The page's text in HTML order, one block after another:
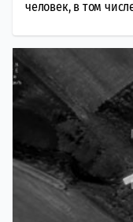
человек, в том